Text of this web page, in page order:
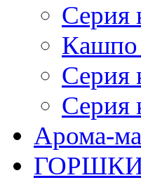
Серия
Кашпо
Серия
Серия
Арома-